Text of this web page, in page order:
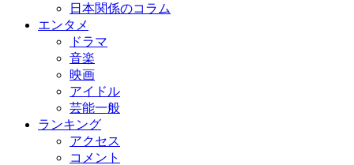
日本関係のコラム
エンタメ
ドラマ
音楽
映画
アイドル
芸能一般
ランキング
アクセス
コメント